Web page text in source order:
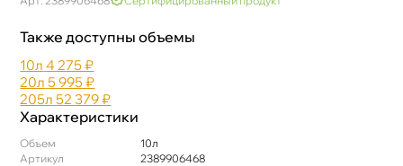
Также доступны объемы
10л 4 275 ₽
20л 5 995 ₽
205л 52 379 ₽
Характеристики
Объем
10л
Артикул
2389906468